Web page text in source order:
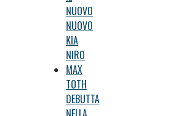
NUOVO
NUOVO
KIA
NIRO
MAX
TOTH
DEBUTTA